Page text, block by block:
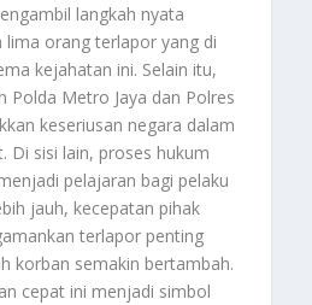
langkah nyata
lima orang terlapor yang di
kejahatan ini. Selain itu,
Polda Metro Jaya dan Polres
keseriusan negara dalam
Di sisi lain, proses hukum
pelajaran bagi pelaku
jauh, kecepatan pihak
terlapor penting
korban semakin bertambah.
cepat ini menjadi simbol